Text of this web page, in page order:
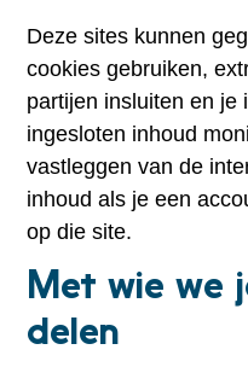
Deze sites kunnen
cookies gebruiken,
partijen insluiten en je
ingesloten inhoud
vastleggen van de
inhoud als je een
op die site.
Met wie we
delen